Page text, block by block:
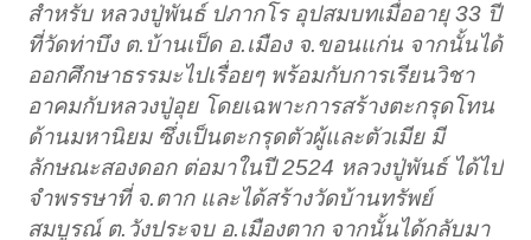
สำหรับ หลวงปู่พันธ์ ปภากโร อุปสมบทเมื่ออายุ 33 ปี
ที่วัดท่าบึง ต.บ้านเป็ด อ.เมือง จ.ขอนแก่น จากนั้นได้
ออกศึกษาธรรมะไปเรื่อยๆ พร้อมกับการเรียนวิชา
อาคมกับหลวงปู่อุย โดยเฉพาะการสร้างตะกรุดโทน
ด้านมหานิยม ซึ่งเป็นตะกรุดตัวผู้และตัวเมีย มี
ลักษณะสองดอก ต่อมาในปี 2524 หลวงปู่พันธ์ ได้ไป
จำพรรษาที่ จ.ตาก และได้สร้างวัดบ้านทรัพย์
สมบูรณ์ ต.วังประจบ อ.เมืองตาก จากนั้นได้กลับมา